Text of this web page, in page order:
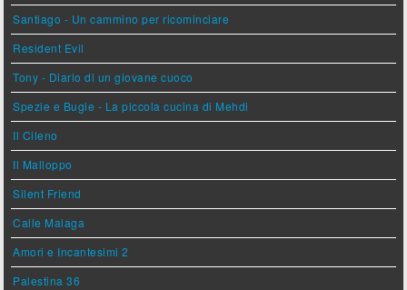
Santiago - Un cammino per ricominciare
Resident Evil
Tony - Diario di un giovane cuoco
Spezie e Bugie - La piccola cucina di Mehdi
Il Cileno
Il Malloppo
Silent Friend
Calle Malaga
Amori e Incantesimi 2
Palestina 36